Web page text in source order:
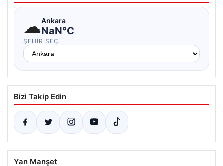
☁Ankara
NaN°C
ŞEHIR SEÇ
Bizi Takip Edin
Yan Manşet